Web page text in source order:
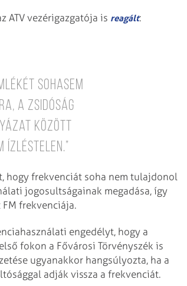
ATV vezérigazgatója is reagált:
sohasem
a zsidóság
között
ízléstelen.”
hogy frekvenciát soha nem tulajdonol
jogosultságainak megadása, így
frekvenciája.
engedélyt, hogy a
fokon a Fővárosi Törvényszék is
ugyanakkor hangsúlyozta, ha a
adják vissza a frekvenciát.